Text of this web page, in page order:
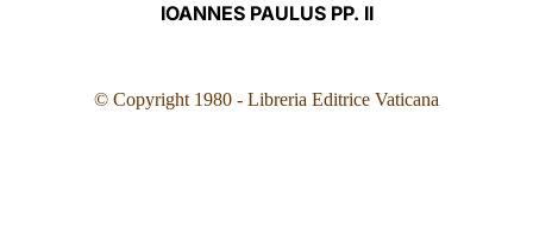
IOANNES PAULUS PP. II
© Copyright 1980 - Libreria Editrice Vaticana